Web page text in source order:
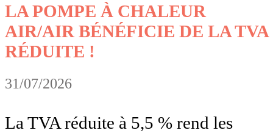
LA POMPE À CHALEUR
AIR/AIR BÉNÉFICIE DE LA TVA
RÉDUITE !
31/07/2026
La TVA réduite à 5,5 % rend les